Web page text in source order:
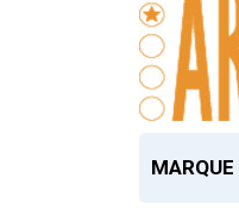
MARQUE